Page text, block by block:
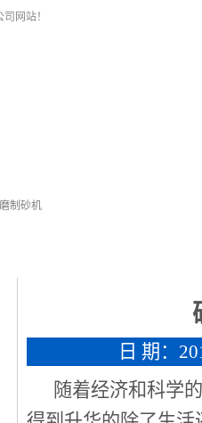
网站！
制砂机
日 期：
随着经济和科学的